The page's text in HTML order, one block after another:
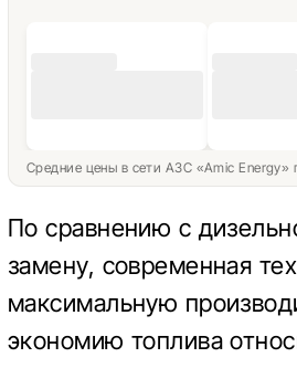
Средние цены в сети АЗС «Amic Energy»
По сравнению с
замену, современная
максимальную
экономию топлива